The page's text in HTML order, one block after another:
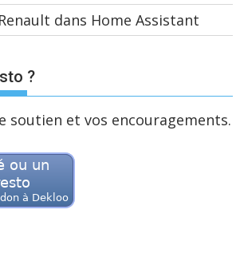
dans Home Assistant
?
soutien et vos encouragements.